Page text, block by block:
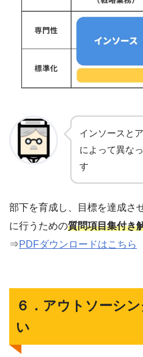
インソースと
によって異な
す
部下を育成し、目標を達成さ
に行うための質問項目集付き
⇒PDFダウンロードはこちら
６．アウトソーシ
い